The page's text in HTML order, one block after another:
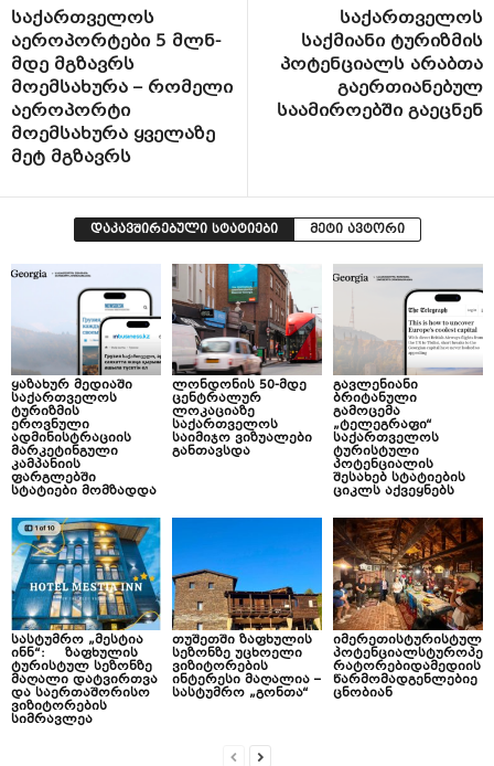
საქართველოს
აეროპორტები 5 მლნ-
მდე მგზავრს
მოემსახურა – რომელი
აეროპორტი
მოემსახურა ყველაზე
მეტ მგზავრს
საქართველოს
საქმიანი ტურიზმის
პოტენციალს არაბთა
გაერთიანებულ
საამიროებში გაეცნენ
დაკავშირებული სტატიები მეტი ავტორი
ყაზახურ მედიაში
საქართველოს
ტურიზმის
ეროვნული
ადმინისტრაციის
მარკეტინგული
კამპანიის
ფარგლებში
სტატიები მომზადდა
ლონდონის 50-მდე
ცენტრალურ
ლოკაციაზე
საქართველოს
საიმიჯო ვიზუალები
განთავსდა
გავლენიანი
ბრიტანული
გამოცემა
„ტელეგრაფი“
საქართველოს
ტურისტული
პოტენციალის
შესახებ სტატიების
ციკლს აქვეყნებს
სასტუმრო „მესტია
ინნ“: ზაფხულის
ტურისტულ სეზონზე
მაღალი დატვირთვა
და საერთაშორისო
ვიზიტორების
სიმრავლეა
თუშეთში ზაფხულის
სეზონზე უცხოელი
ვიზიტორების
ინტერესი მაღალია –
სასტუმრო „გონთა“
იმერეთისტურისტულ
პოტენციალსტუროპე
რატორებიდამედიის
წარმომადგენლებიე
ცნობიან